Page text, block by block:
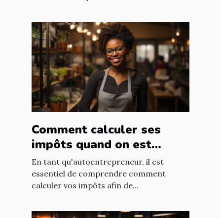
Comment calculer ses
impôts quand on est
autoentrepreneur ?
En tant qu'autoentrepreneur, il est
essentiel de comprendre comment
calculer vos impôts afin de...